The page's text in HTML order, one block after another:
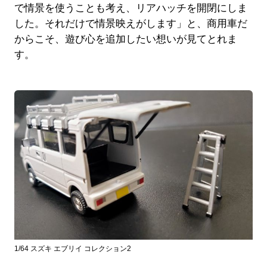
で情景を使うことも考え、リアハッチを開閉にしま
した。それだけで情景映えがします」と、商用車だ
からこそ、遊び心を追加したい想いが見てとれま
す。
1/64 スズキ エブリイ コレクション2